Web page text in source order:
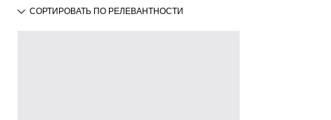
ароматизаторы
Вазы
Изделия
Чай
Косметические
животных